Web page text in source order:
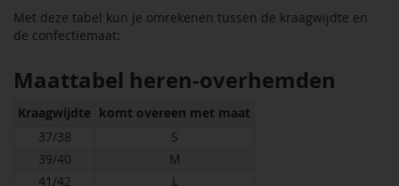
Met deze tabel kun je omrekenen tussen de kraagwijdte en
de confectiemaat:
Maattabel heren-overhemden
Kraagwijdte komt overeen met maat
37/38
S
39/40
M
41/42
L